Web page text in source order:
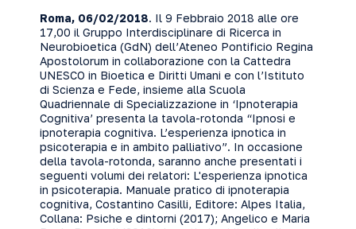
Roma, 06/02/2018. Il 9 Febbraio 2018 alle ore
17,00 il Gruppo Interdisciplinare di Ricerca in
Neurobioetica (GdN) dell’Ateneo Pontificio Regina
Apostolorum in collaborazione con la Cattedra
UNESCO in Bioetica e Diritti Umani e con l’Istituto
di Scienza e Fede, insieme alla Scuola
Quadriennale di Specializzazione in ‘Ipnoterapia
Cognitiva’ presenta la tavola-rotonda “Ipnosi e
ipnoterapia cognitiva. L’esperienza ipnotica in
psicoterapia e in ambito palliativo”. In occasione
della tavola-rotonda, saranno anche presentati i
seguenti volumi dei relatori: L'esperienza ipnotica
in psicoterapia. Manuale pratico di ipnoterapia
cognitiva, Costantino Casilli, Editore: Alpes Italia,
Collana: Psiche e dintorni (2017); Angelico e Maria